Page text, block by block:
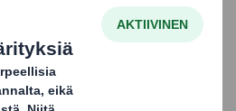
huomioiva